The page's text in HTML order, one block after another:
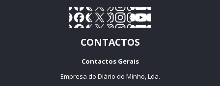
CONTACTOS
Contactos Gerais
Empresa do Diário do Minho, Lda.